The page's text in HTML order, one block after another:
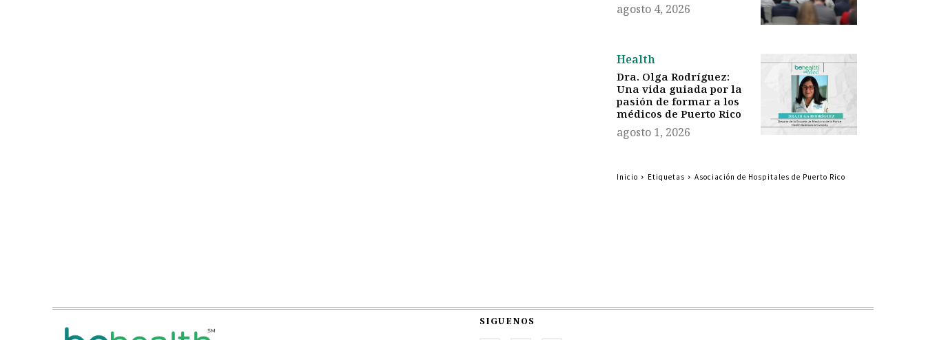
agosto 4, 2026
Health
Dra. Olga Rodríguez:
Una vida guiada por la
pasión de formar a los
médicos de Puerto Rico
agosto 1, 2026
Inicio Etiquetas Asociación de Hospitales de Puerto Rico
SIGUENOS